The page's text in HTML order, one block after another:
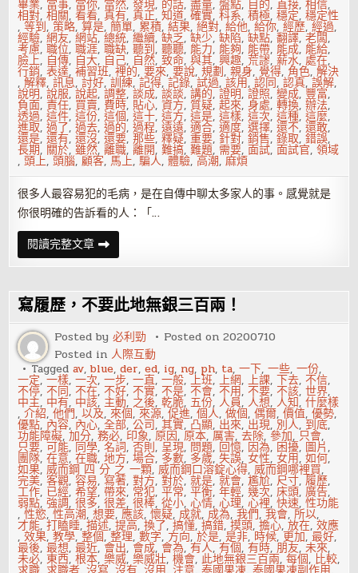
畢業, 當事, 當你, 當然,發現, 的話,盡量,盤點, 目的,直接,相信,
相對,相關,看看,真有,真正,知道,確實,科系,積極,穩定,穩定性
,等到,策略,算是,簡單, 累積,結果,絕對,給他,給你,經歷,經過,
經驗,網友,網站,總統,繼續,缺乏,缺少,缺陷,缺點,翻譯,老闆,
考慮,職位,職涯,職缺,聽到,聽聽, 能力, 能夠, 能帶, 能成, 能給,
臉上, 自傳, 自大, 自己, 自然,致命,與其,興趣,荒謬,薪水, 處在,
行銷,表達,補習班,裡的,要來,要說,規劃,親身, 覺得, 角色,解決
,解釋,訊息,討好,訓練,記得,記錄,試過,該用,認同,認真,誤解,
說明,說服,說起,調整,談成,談談,講的,證明,證照,變成, 豐富,
負面,責任, 買賣, 費時,貼心,資方,質疑,起來,身處,轉換,辦法,
透過,這件,這份,這個,這十,這方,這是,這樣,這次,這種,這麼,
進取,過了,過去,過的,過程,遠遠,適合,適度,選擇,還不,還敢,
還是,還有,還沒,還要,那些,釋疑,重要, 針對,銷售,錄取,錯誤,
長期, 關於,雖然,離職,離開,難搞,難題, 需要,面試,面試官,領域
,頭上,頭腦,顧客, 馬上,騙人,體驗,高潮,麻煩
很多人最容易犯的毛病，是在自傳中聊太多家人的事。感覺就是
你很明確的告訴看的人：「…
閱讀完整文章求
職
時
做
與
不
該
做
的
十
件
事
寫履歷，不要此地無銀三百兩！
Posted by必利勁 Posted on20200710
Posted in人際互動
Taggedav,blue,der,ed, ig, ng, ph, ta,一下,一些,一份,
一定,一樣,一次,一步,一直,一般,上班,上網,上課,下去,不信,
不停,不同,不在,不好,不實,不是,不會,不用,不要,不該,世界,
中主, 中有, 中該,主動, 之後,乾脆,五份,人員,人想,人知,什麼樣
,介紹,他們,以及,來個,來源,促進,個人,做個,偶爾,價值,優勢,
優點, 內容, 內心,全部,公司,其實, 凸顯, 出來, 出現, 別人, 到底,
功能障礙,加分,務必, 印象,原因,原本,厲害,去除,參加, 只會,
只要,可能, 同學,名詞,否則,呈現, 問題, 回憶, 因為, 困擾, 圖片,
團隊,在意,在職,地方,場合, 多數, 多歲,失誤,女性,女用,如何,
如果,威而鋼 四 分 之 一顆,威而鋼口溶錠心得,威而鋼哪裡買,
完美,客觀,容易,寫著,對方,對於,就是,就會,尷尬, 尺寸,履歷,
工作, 已經,希望,帶來, 常犯,平常,平衡,年輕,幾次,床頭,廣告,
弱點,強調,很多,很差,很棒,從小,心情,心理,心裡,快速,性功能
,性慾,性高潮,想要,應該,懷疑, 成就, 成為,我們,我會,所以,
才能,打瞌睡,描述,提高,換了,搞懂,搞錯,摸頭,擔心,放在,效應
,效果,教學,整個,整理,數字, 方向,於是,是非, 時候, 更加,最好,
最後,最想,最近, 會出, 會成, 會為,有人,有個,有時,朋友,未來,
未必,東西,根本,樂威,樂威壯,機會,此地無銀三百兩,每個, 比較,